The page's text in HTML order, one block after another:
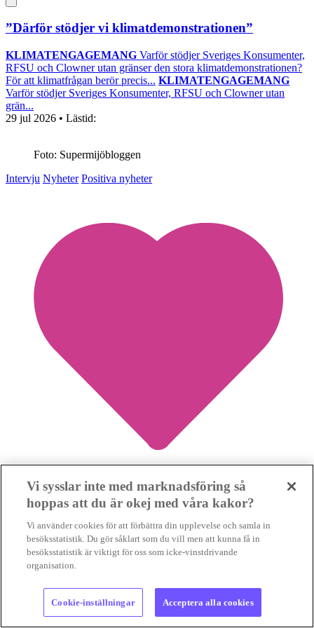
”Därför stödjer vi klimatdemonstrationen”
KLIMATENGAGEMANG Varför stödjer Sveriges Konsumenter,
RFSU och Clowner utan gränser den stora klimatdemonstrationen?
För att klimatfrågan berör precis... KLIMATENGAGEMANG
Varför stödjer Sveriges Konsumenter, RFSU och Clowner utan
grän...
29 jul 2026 • Lästid:
Foto: Supermijöbloggen
Intervju Nyheter Positiva nyheter
Ett händelserikt dygn för klimatet väntar i
Stockholm tre veckor före valet
tecken i Stockholm. En dygnslång manifestation med tal, musik och
upptåg följs av en demonstra...
JÄTTEMANIFESTATION
Helgen 22-23 augusti går i klimatets tecken i Stockholm. En d...
Vi sysslar inte med marknadsföring så
hoppas att du är okej med våra kakor?
Vi använder cookies för att förbättra din upplevelse och samla in
besöksstatistik. Du gör såklart som du vill men att kunna få in
besöksstatistik är viktigt för oss som icke-vinstdrivande
organisation.
Cookie-inställningar Acceptera alla cookies